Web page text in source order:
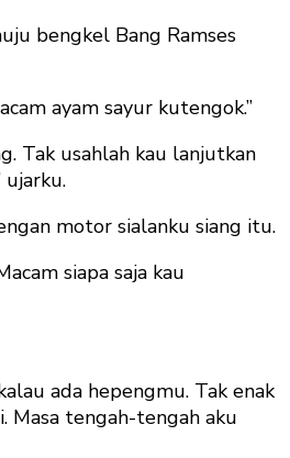
bengkel Bang Ramses
ayam sayur kutengok.”
Tak usahlah kau lanjutkan
motor sialanku siang itu.
siapa saja kau
ada hepengmu. Tak enak
Masa tengah-tengah aku